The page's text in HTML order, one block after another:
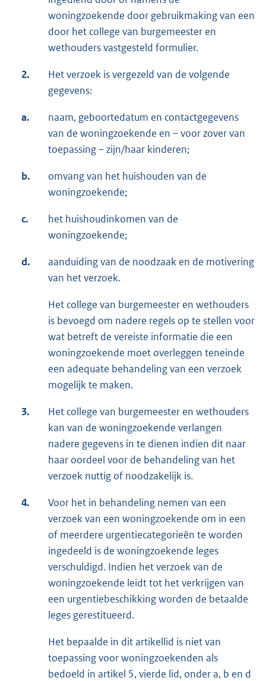
woningzoekende door gebruikmaking van een
door het college van burgemeester en
wethouders vastgesteld formulier.
2.
Het verzoek is vergezeld van de volgende
gegevens:
a.
naam, geboortedatum en contactgegevens
van de woningzoekende en – voor zover van
toepassing – zijn/haar kinderen;
b.
omvang van het huishouden van de
woningzoekende;
c.
het huishoudinkomen van de
woningzoekende;
d.
aanduiding van de noodzaak en de motivering
van het verzoek.
Het college van burgemeester en wethouders
is bevoegd om nadere regels op te stellen voor
wat betreft de vereiste informatie die een
woningzoekende moet overleggen teneinde
een adequate behandeling van een verzoek
mogelijk te maken.
3.
Het college van burgemeester en wethouders
kan van de woningzoekende verlangen
nadere gegevens in te dienen indien dit naar
haar oordeel voor de behandeling van het
verzoek nuttig of noodzakelijk is.
4.
Voor het in behandeling nemen van een
verzoek van een woningzoekende om in een
of meerdere urgentiecategorieën te worden
ingedeeld is de woningzoekende leges
verschuldigd. Indien het verzoek van de
woningzoekende leidt tot het verkrijgen van
een urgentiebeschikking worden de betaalde
leges gerestitueerd.
Het bepaalde in dit artikellid is niet van
toepassing voor woningzoekenden als
bedoeld in artikel 5, vierde lid, onder a, b en d